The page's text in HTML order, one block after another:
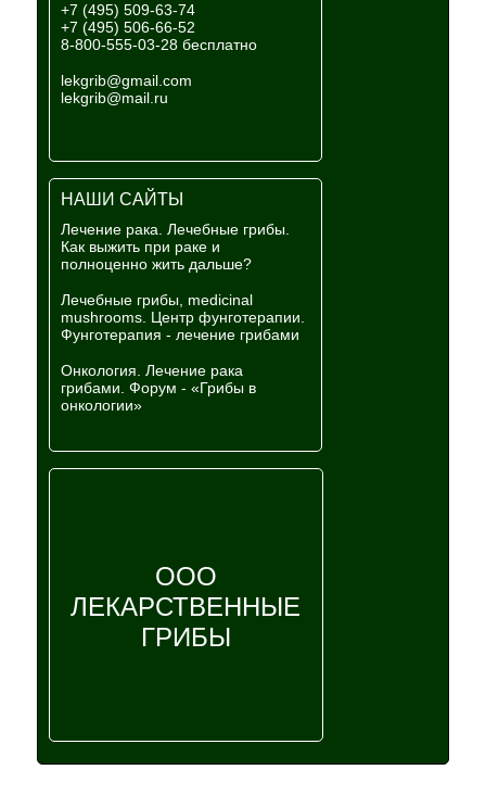
+7 (495) 509-63-74
+7 (495) 506-66-52
8-800-555-03-28 бесплатно
lekgrib@gmail.com
lekgrib@mail.ru
НАШИ САЙТЫ
Лечение рака. Лечебные грибы.
Как выжить при раке и
полноценно жить дальше?
Лечебные грибы, medicinal
mushrooms. Центр фунготерапии.
Фунготерапия - лечение грибами
Онкология. Лечение рака
грибами. Форум - «Грибы в
онкологии»
ООО
ЛЕКАРСТВЕННЫЕ
ГРИБЫ